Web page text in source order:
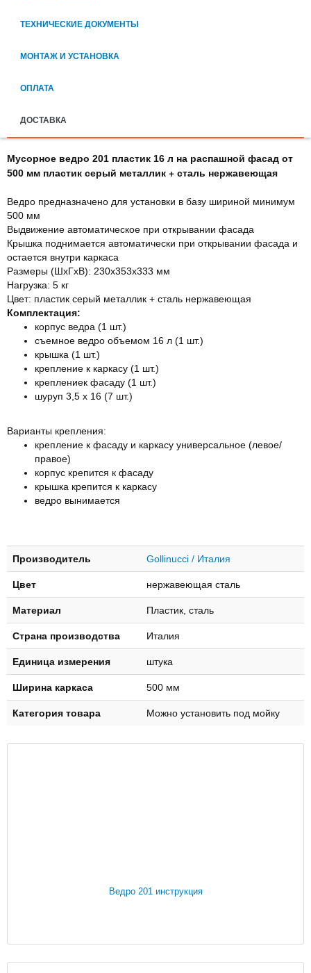
ТЕХНИЧЕСКИЕ ДОКУМЕНТЫ
МОНТАЖ И УСТАНОВКА
ОПЛАТА
ДОСТАВКА
Мусорное ведро 201 пластик 16 л на распашной фасад от
500 мм пластик серый металлик + сталь нержавеющая
Ведро предназначено для установки в базу шириной минимум
500 мм
Выдвижение автоматическое при открывании фасада
Крышка поднимается автоматически при открывании фасада и
остается внутри каркаса
Размеры (ШхГхВ): 230х353х333 мм
Нагрузка: 5 кг
Цвет: пластик серый металлик + сталь нержавеющая
Комплектация:
корпус ведра (1 шт.)
съемное ведро объемом 16 л (1 шт.)
крышка (1 шт.)
крепление к каркасу (1 шт.)
креплениек фасаду (1 шт.)
шуруп 3,5 х 16 (7 шт.)
Варианты крепления:
крепление к фасаду и каркасу универсальное (левое/
правое)
корпус крепится к фасаду
крышка крепится к каркасу
ведро вынимается
Производитель Gollinucci / Италия
Цвет нержавеющая сталь
Материал Пластик, сталь
Страна производства Италия
Единица измерения штука
Ширина каркаса 500 мм
Категория товара Можно установить под мойку
Ведро 201 инструкция